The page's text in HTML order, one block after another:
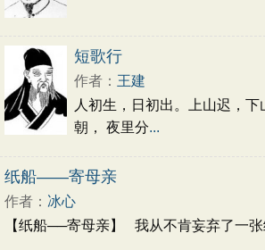
短歌行
作者： 王建
人初生，日初出。上山迟，
朝， 夜里分...
纸船——寄母亲
作者： 冰心
【纸船──寄母亲】 我从不肯妄弃了一